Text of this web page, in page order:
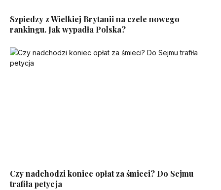
Szpiedzy z Wielkiej Brytanii na czele nowego
rankingu. Jak wypadła Polska?
Czy nadchodzi koniec opłat za śmieci? Do Sejmu
trafiła petycja